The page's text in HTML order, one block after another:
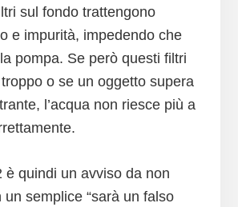
sul fondo trattengono
e impurità, impedendo che
pompa. Se però questi filtri
o se un oggetto supera
l’acqua non riesce più a
è quindi un avviso da non
un semplice “sarà un falso